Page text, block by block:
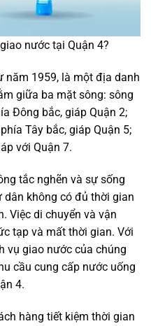
nước tại Quận 4?
năm 1959, là một địa danh
giữa ba mặt sông: sông
Đông bắc, giáp Quận 2;
Tây bắc, giáp Quận 5;
với Quận 7.
tắc nghẽn và sự sống
dân không có đủ thời gian
Việc di chuyển và vận
tạp và mất thời gian. Với
vụ giao nước của chúng
cầu cung cấp nước uống
4.
hàng tiết kiệm thời gian